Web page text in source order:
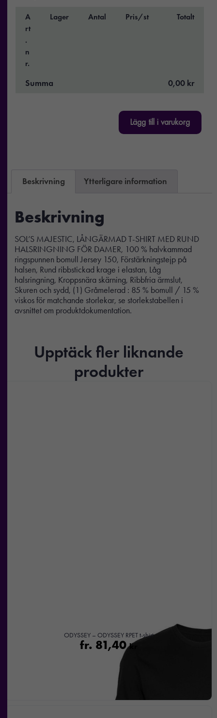
A
rt
.
n
r.
Lager Antal Pris/st Totalt
Summa 0,00 kr
Lägg till i varukorg
Beskrivning Ytterligare information
Beskrivning
SOL’S MAJESTIC, LÅNGÄRMAD T-SHIRT MED RUND
HALSRINGNING FÖR DAMER, 100 % halvkammad
ringspunnen bomull Jersey 150, Förstärkningstejp på
halsen, Rund ribbstickad krage i elastan, Låg
halsringning, Kroppsnära skärning, Ribbfria ärmslut,
Skuren och sydd, (1) Gråmelerad : 85 % bomull / 15 %
viskos för matchande storlekar, se storlekstabellen i
avsnittet om produktdokumentation.
Upptäck fler liknande
produkter
ODYSSEY – ODYSSEY RPET t-shirt
fr. 81,40kr